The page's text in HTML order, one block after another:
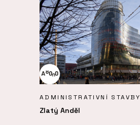
ADMINISTRATIVNÍ STAVBY
Zlatý Anděl